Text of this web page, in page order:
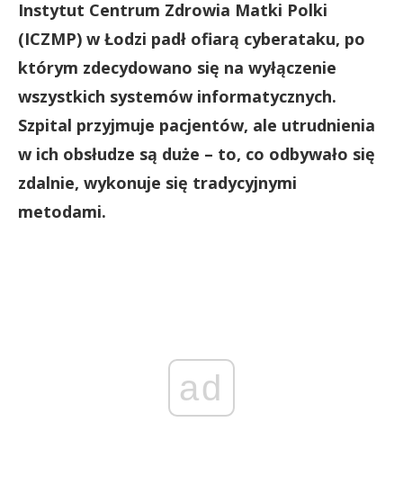
Instytut Centrum Zdrowia Matki Polki
(ICZMP) w Łodzi padł ofiarą cyberataku, po
którym zdecydowano się na wyłączenie
wszystkich systemów informatycznych.
Szpital przyjmuje pacjentów, ale utrudnienia
w ich obsłudze są duże – to, co odbywało się
zdalnie, wykonuje się tradycyjnymi
metodami.
ad